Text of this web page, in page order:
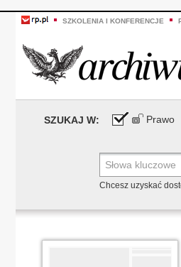
SZKOLENIA I KONFERENCJE
SZUKAJ W: Prawo
Chcesz uzyskać